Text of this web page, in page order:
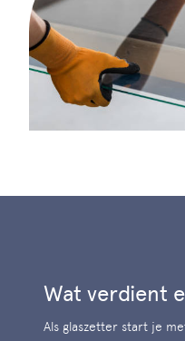
Wat verdient
Als glaszetter start je